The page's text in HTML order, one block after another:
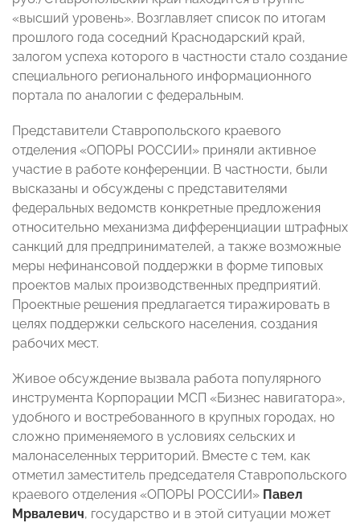
«высший уровень». Возглавляет список по итогам
прошлого года соседний Краснодарский край,
залогом успеха которого в частности стало создание
специального регионального информационного
портала по аналогии с федеральным.
Представители Ставропольского краевого
отделения «ОПОРЫ РОССИИ» приняли активное
участие в работе конференции. В частности, были
высказаны и обсуждены с представителями
федеральных ведомств конкретные предложения
относительно механизма дифференциации штрафных
санкций для предпринимателей, а также возможные
меры нефинансовой поддержки в форме типовых
проектов малых производственных предприятий.
Проектные решения предлагается тиражировать в
целях поддержки сельского населения, создания
рабочих мест.
Живое обсуждение вызвала работа популярного
инструмента Корпорации МСП «Бизнес навигатора»,
удобного и востребованного в крупных городах, но
сложно применяемого в условиях сельских и
малонаселенных территорий. Вместе с тем, как
отметил заместитель председателя Ставропольского
краевого отделения «ОПОРЫ РОССИИ» Павел
Мрвалевич, государство и в этой ситуации может